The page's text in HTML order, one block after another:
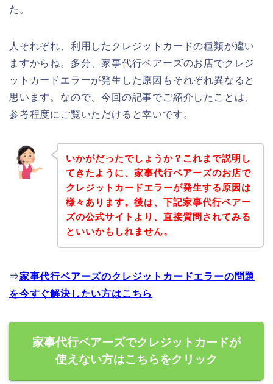
た。
人それぞれ、利用したクレジットカードの種類が違い
ますからね。多分、家事代行ベアーズのお店でクレジ
ットカードエラーが発生した原因もそれぞれ異なると
思います。なので、今回の記事でご紹介したことは、
参考程度にご覧いただけると幸いです。
いかがだったでしょうか？これまで説明し
てきたように、家事代行ベアーズのお店で
クレジットカードエラーが発生する原因は
様々あります。後は、下記家事代行ベアー
ズの公式サイトより、直接質問されてみる
といいかもしれません。
⇒家事代行ベアーズのクレジットカードエラーの問題
を今すぐ解決したい方はこちら
家事代行ベアーズでクレジットカードが
使えない方はこちらをクリック